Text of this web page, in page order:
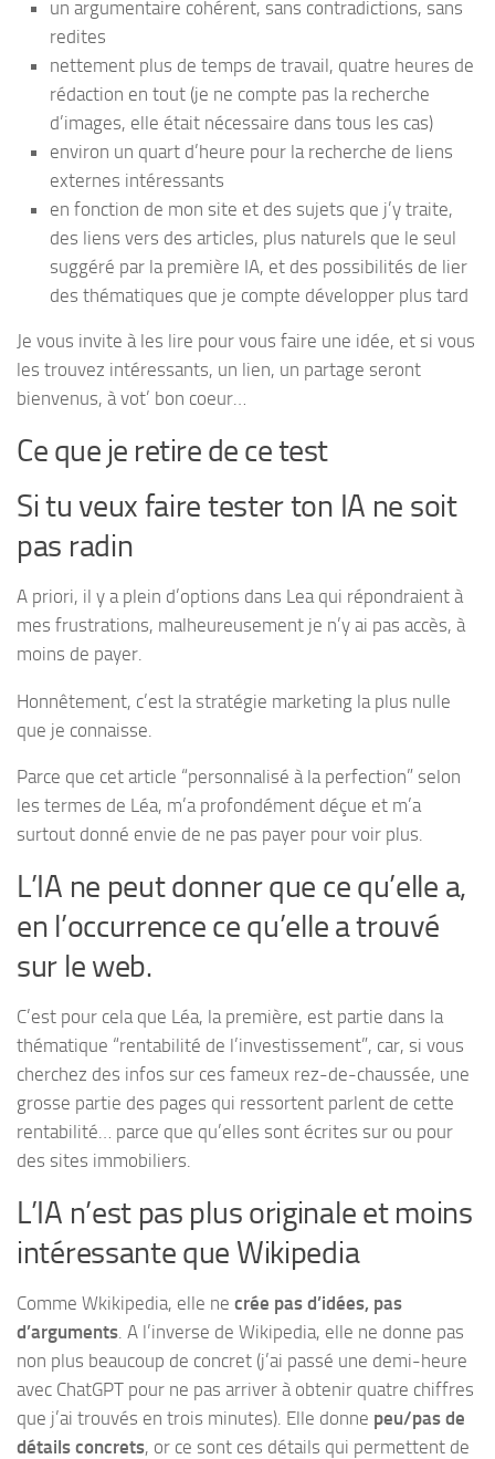
un argumentaire cohérent, sans contradictions, sans
redites
nettement plus de temps de travail, quatre heures de
rédaction en tout (je ne compte pas la recherche
d’images, elle était nécessaire dans tous les cas)
environ un quart d’heure pour la recherche de liens
externes intéressants
en fonction de mon site et des sujets que j’y traite,
des liens vers des articles, plus naturels que le seul
suggéré par la première IA, et des possibilités de lier
des thématiques que je compte développer plus tard
Je vous invite à les lire pour vous faire une idée, et si vous
les trouvez intéressants, un lien, un partage seront
bienvenus, à vot’ bon coeur…
Ce que je retire de ce test
Si tu veux faire tester ton IA ne soit
pas radin
A priori, il y a plein d’options dans Lea qui répondraient à
mes frustrations, malheureusement je n’y ai pas accès, à
moins de payer.
Honnêtement, c’est la stratégie marketing la plus nulle
que je connaisse.
Parce que cet article “personnalisé à la perfection” selon
les termes de Léa, m’a profondément déçue et m’a
surtout donné envie de ne pas payer pour voir plus.
L’IA ne peut donner que ce qu’elle a,
en l’occurrence ce qu’elle a trouvé
sur le web.
C’est pour cela que Léa, la première, est partie dans la
thématique “rentabilité de l’investissement”, car, si vous
cherchez des infos sur ces fameux rez-de-chaussée, une
grosse partie des pages qui ressortent parlent de cette
rentabilité… parce que qu’elles sont écrites sur ou pour
des sites immobiliers.
L’IA n’est pas plus originale et moins
intéressante que Wikipedia
Comme Wkikipedia, elle ne crée pas d’idées, pas
d’arguments . A l’inverse de Wikipedia, elle ne donne pas
non plus beaucoup de concret (j’ai passé une demi-heure
avec ChatGPT pour ne pas arriver à obtenir quatre chiffres
que j’ai trouvés en trois minutes). Elle donne peu/pas de
détails concrets, or ce sont ces détails qui permettent de